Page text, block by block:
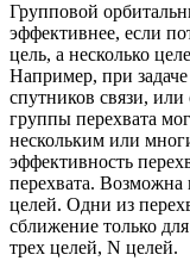
Групповой
эффективнее, если
цель, а несколько
Например, при
спутников связи,
группы перехвата
нескольким или
эффективность
перехвата. Возможна
целей. Одни из
сближение только
трех целей, N целей.